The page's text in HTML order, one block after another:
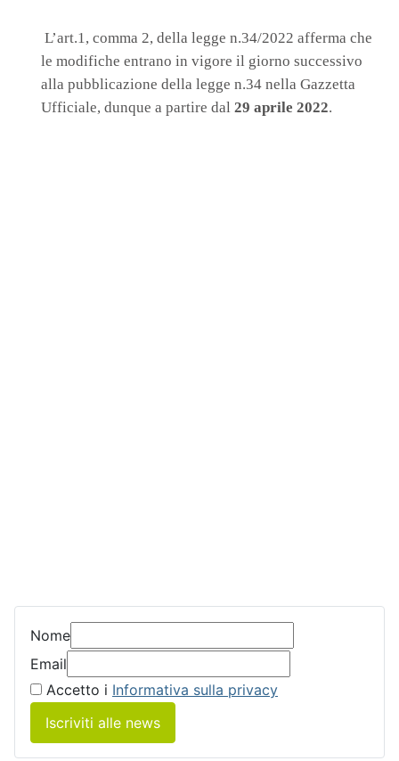
L’art.1, comma 2, della legge n.34/2022 afferma che
le modifiche entrano in vigore il giorno successivo
alla pubblicazione della legge n.34 nella Gazzetta
Ufficiale, dunque a partire dal 29 aprile 2022.
Nome
Email
Accetto i Informativa sulla privacy
Iscriviti alle news